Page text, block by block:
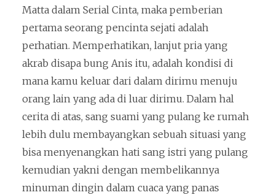
Matta dalam Serial Cinta, maka pemberian
pertama seorang pencinta sejati adalah
perhatian. Memperhatikan, lanjut pria yang
akrab disapa bung Anis itu, adalah kondisi di
mana kamu keluar dari dalam dirimu menuju
orang lain yang ada di luar dirimu. Dalam hal
cerita di atas, sang suami yang pulang ke rumah
lebih dulu membayangkan sebuah situasi yang
bisa menyenangkan hati sang istri yang pulang
kemudian yakni dengan membelikannya
minuman dingin dalam cuaca yang panas